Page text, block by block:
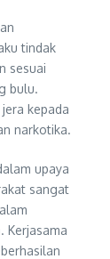
tindak
sesuai
bulu.
kepada
narkotika.
upaya
sangat
Kerjasama